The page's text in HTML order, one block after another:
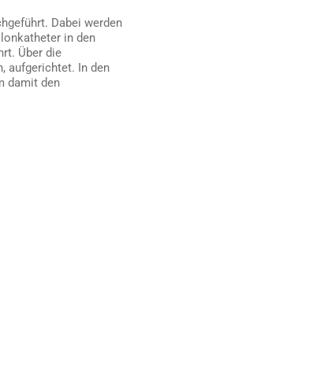
Dabei werden
in den
Über die
aufgerichtet. In den
damit den